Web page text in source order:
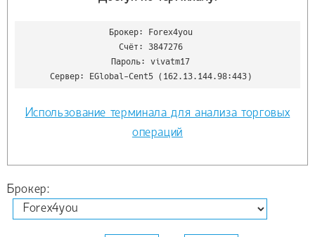
Брокер: Forex4you
Счёт: 3847276
Пароль: vivatm17
Сервер: EGlobal-Cent5 (162.13.144.98:443)
Использование терминала для анализа торговых
операций
Брокер: